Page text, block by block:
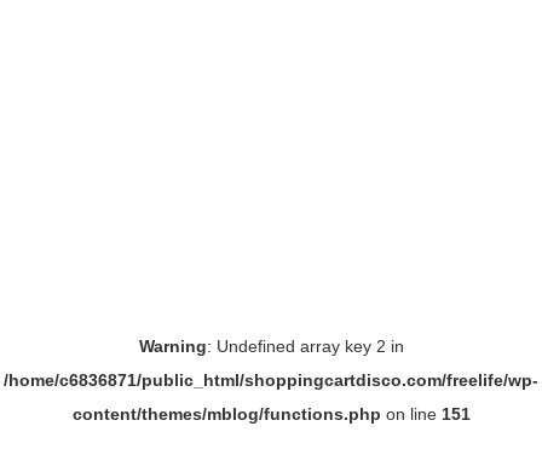
Warning: Undefined array key 2 in
/home/c6836871/public_html/shoppingcartdisco.com/freelife/wp-
content/themes/mblog/functions.php on line 151